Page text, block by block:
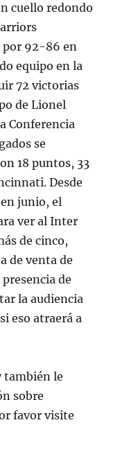
cuello redondo
por 92-86 en
equipo en la
72 victorias
de Lionel
Conferencia
se
18 puntos, 33
Desde
junio, el
ver al Inter
de cinco,
de venta de
de
la audiencia
eso atraerá a
también le
sobre
favor visite